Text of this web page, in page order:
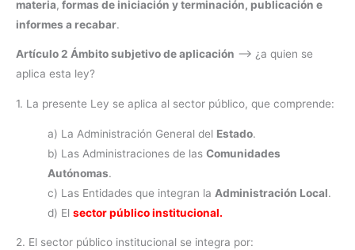
materia, formas de iniciación y terminación, publicación e
informes a recabar.
Artículo 2 Ámbito subjetivo de aplicación —> ¿a quien se
aplica esta ley?
1. La presente Ley se aplica al sector público, que comprende:
a) La Administración General del Estado.
b) Las Administraciones de las Comunidades
Autónomas.
c) Las Entidades que integran la Administración Local.
d) El sector público institucional.
2. El sector público institucional se integra por: